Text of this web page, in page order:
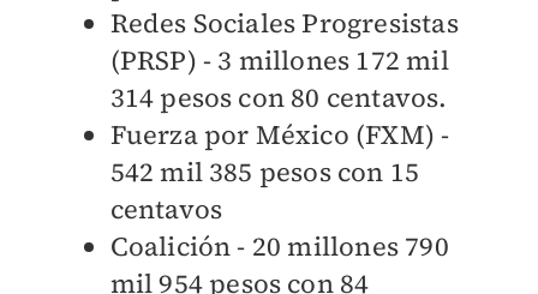
Redes Sociales Progresistas
(PRSP) - 3 millones 172 mil
314 pesos con 80 centavos.
Fuerza por México (FXM) -
542 mil 385 pesos con 15
centavos
Coalición - 20 millones 790
mil 954 pesos con 84